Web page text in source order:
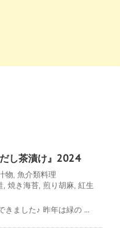
し茶漬け』2024
物, 魚介類料理
, 焼き海苔, 煎り胡麻, 紅生
きました♪ 昨年は緑の ...